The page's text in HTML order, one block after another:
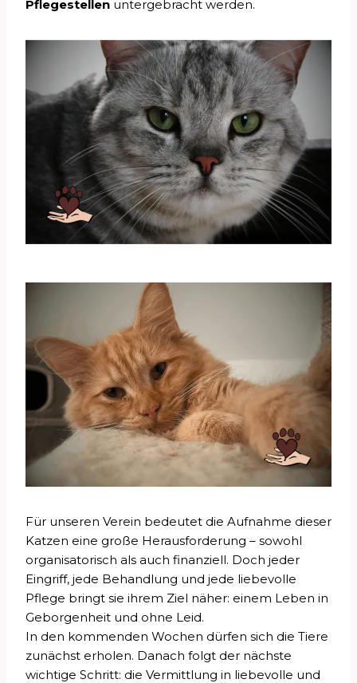
Pflegestellen untergebracht werden.
Für unseren Verein bedeutet die Aufnahme dieser
Katzen eine große Herausforderung – sowohl
organisatorisch als auch finanziell. Doch jeder
Eingriff, jede Behandlung und jede liebevolle
Pflege bringt sie ihrem Ziel näher: einem Leben in
Geborgenheit und ohne Leid.
In den kommenden Wochen dürfen sich die Tiere
zunächst erholen. Danach folgt der nächste
wichtige Schritt: die Vermittlung in liebevolle und